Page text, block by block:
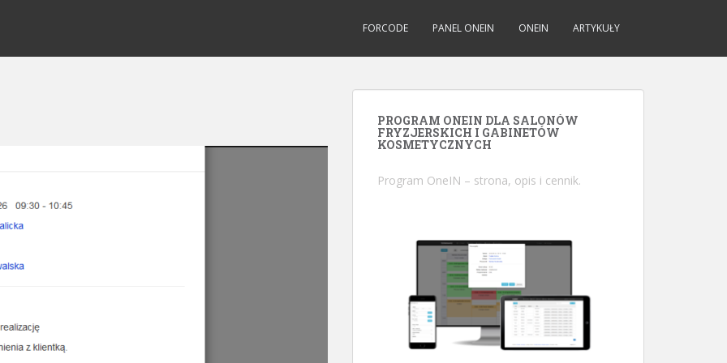
FORCODE PANEL ONEIN ONEIN ARTYKUŁY
PROGRAM ONEIN DLA SALONÓW
FRYZJERSKICH I GABINETÓW
KOSMETYCZNYCH
Program OneIN – strona, opis i cennik.